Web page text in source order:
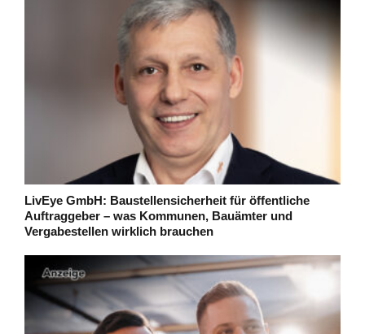
LivEye GmbH: Baustellensicherheit für öffentliche
Auftraggeber – was Kommunen, Bauämter und
Vergabestellen wirklich brauchen